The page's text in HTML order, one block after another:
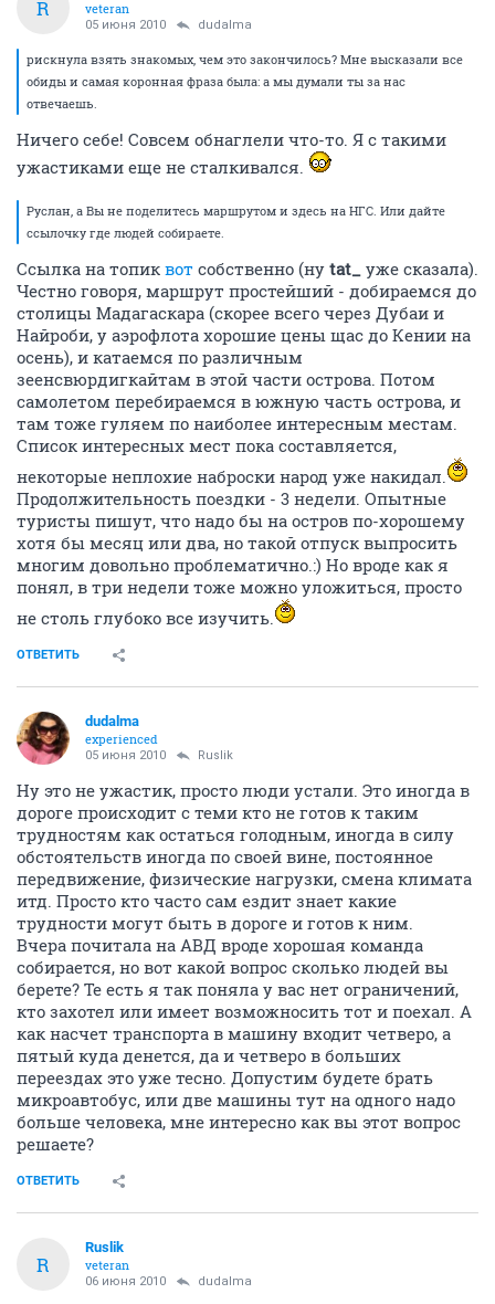
R veteran
05 июня 2010 dudalma
рискнула взять знакомых, чем это закончилось? Мне высказали все
обиды и самая коронная фраза была: а мы думали ты за нас
отвечаешь.
Ничего себе! Совсем обнаглели что-то. Я с такими
ужастиками еще не сталкивался.
Руслан, а Вы не поделитесь маршрутом и здесь на НГС. Или дайте
ссылочку где людей собираете.
Ссылка на топик вот собственно (ну tat_ уже сказала).
Честно говоря, маршрут простейший - добираемся до
столицы Мадагаскара (скорее всего через Дубаи и
Найроби, у аэрофлота хорошие цены щас до Кении на
осень), и катаемся по различным
зеенсвюрдигкайтам в этой части острова. Потом
самолетом перебираемся в южную часть острова, и
там тоже гуляем по наиболее интересным местам.
Список интересных мест пока составляется,
некоторые неплохие наброски народ уже накидал.
Продолжительность поездки - 3 недели. Опытные
туристы пишут, что надо бы на остров по-хорошему
хотя бы месяц или два, но такой отпуск выпросить
многим довольно проблематично.:) Но вроде как я
понял, в три недели тоже можно уложиться, просто
не столь глубоко все изучить.
ОТВЕТИТЬ
dudalma
experienced
05 июня 2010 Ruslik
Ну это не ужастик, просто люди устали. Это иногда в
дороге происходит с теми кто не готов к таким
трудностям как остаться голодным, иногда в силу
обстоятельств иногда по своей вине, постоянное
передвижение, физические нагрузки, смена климата
итд. Просто кто часто сам ездит знает какие
трудности могут быть в дороге и готов к ним.
Вчера почитала на АВД вроде хорошая команда
собирается, но вот какой вопрос сколько людей вы
берете? Те есть я так поняла у вас нет ограничений,
кто захотел или имеет возможносить тот и поехал. А
как насчет транспорта в машину входит четверо, а
пятый куда денется, да и четверо в больших
переездах это уже тесно. Допустим будете брать
микроавтобус, или две машины тут на одного надо
больше человека, мне интересно как вы этот вопрос
решаете?
ОТВЕТИТЬ
R
Ruslik
veteran
06 июня 2010 dudalma